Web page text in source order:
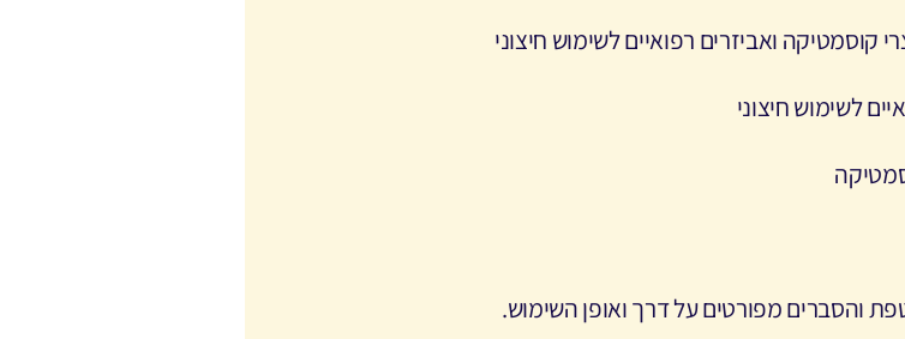
קוסמטיקה ואביזרים רפואיים לשימוש חיצוני
לשימוש חיצוני
והסברים מפורטים על דרך ואופן השימוש.